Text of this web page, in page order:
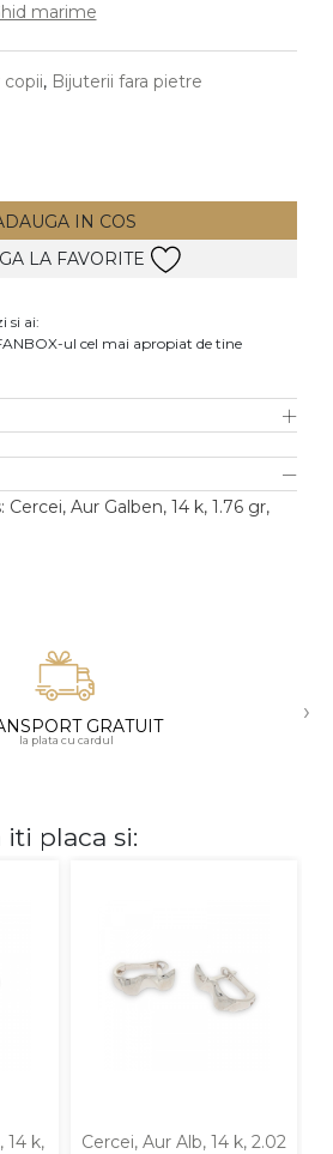
Vezi toate
marime
copii, Bijuterii fara pietre
IN COS
LA FAVORITE
si ai:
ul cel mai apropiat de tine
Aur Galben, 14 k, 1.76 gr,
GRATUIT
la plata cu cardul
›
iti placa si:
14 k,
Cercei, Aur Alb, 14 k, 2.02